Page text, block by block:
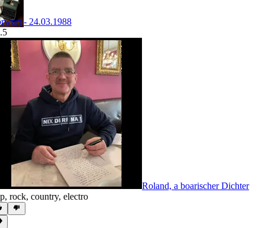
- 24.03.1988
Roland, a boarischer Dichter
, rock, country, electro